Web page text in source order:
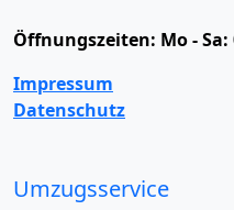
Öffnungszeiten: Mo -
Impressum
Datenschutz
Umzugsservice